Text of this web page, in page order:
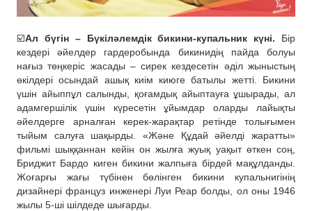
☑️Ал бүгін – Бүкіләлемдік бикини-купальник күні. Бір
кездері әйелдер гардеробында бикинидің пайда болуы
нағыз төңкеріс жасады – сирек кездесетін әділ жыныстың
өкілдері осындай ашық киім киюге батылы жетті. Бикини
үшін айыппұл салынды, қоғамдық айыптауға ұшырады, ал
адамгершілік үшін күресетін ұйымдар оларды лайықты
әйелдерге арналған керек-жарақтар ретінде толығымен
тыйым салуға шақырды. «Және Құдай әйелді жаратты»
фильмі шыққаннан кейін он жылға жуық уақыт өткен соң,
Бриджит Бардо киген бикини жалпыға бірдей мақұлданды.
Жоғарғы жағы түбінен бөлінген бикини купальнигінің
дизайнері француз инженері Луи Реар болды, ол оны 1946
жылы 5-ші шілдеде шығарды.